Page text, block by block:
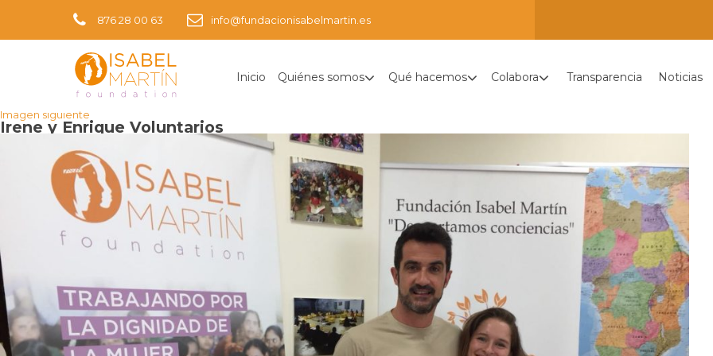
876 28 00 63 info@fundacionisabelmartin.es
Inicio Quiénes somos Qué hacemos Colabora Transparencia Noticias
Imagen siguiente
Irene y Enrique Voluntarios